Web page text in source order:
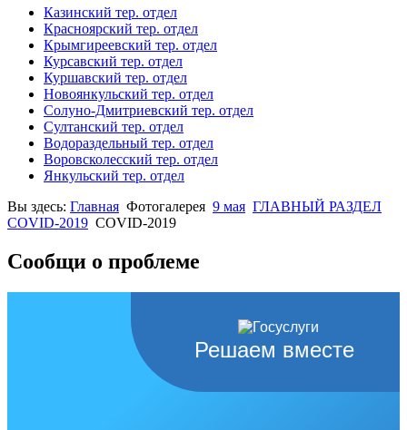
Казинский тер. отдел
Красноярский тер. отдел
Крымгиреевский тер. отдел
Курсавский тер. отдел
Куршавский тер. отдел
Новоянкульский тер. отдел
Солуно-Дмитриевский тер. отдел
Султанский тер. отдел
Водораздельный тер. отдел
Воровсколесский тер. отдел
Янкульский тер. отдел
Вы здесь: Главная Фотогалерея 9 мая ГЛАВНЫЙ РАЗДЕЛ
COVID-2019 COVID-2019
Сообщи о проблеме
Решаем вместе